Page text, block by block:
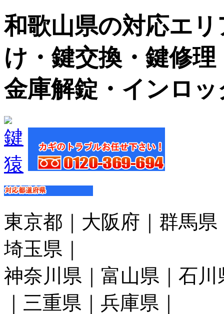
和歌山県の対応エ
け・鍵交換・鍵修
金庫解錠・インロ
東京都｜大阪府｜群馬
埼玉県｜
神奈川県｜富山県｜石
｜三重県｜兵庫県｜